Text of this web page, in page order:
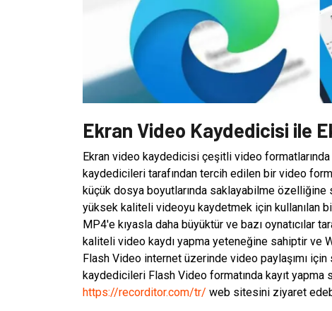
Ekran Video Kaydedicisi ile
Ekran video kaydedicisi çeşitli video
kaydedicileri tarafından tercih edilen bir video
küçük dosya boyutlarında saklayabilme özelliğine
yüksek kaliteli videoyu kaydetmek için kullanılan
MP4'e kıyasla daha büyüktür ve bazı oynatıcılar
kaliteli video kaydı yapma yeteneğine sahiptir ve
Flash Video internet üzerinde video paylaşımı
kaydedicileri Flash Video formatında kayıt yapma
https://recorditor.com/tr/ web sitesini ziyaret